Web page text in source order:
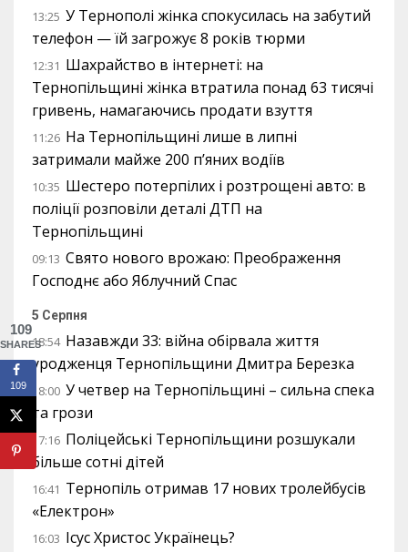
13:25 У Тернополі жінка спокусилась на забутий
телефон — їй загрожує 8 років тюрми
12:31 Шахрайство в інтернеті: на
Тернопільщині жінка втратила понад 63 тисячі
гривень, намагаючись продати взуття
11:26 На Тернопільщині лише в липні
затримали майже 200 п’яних водіїв
10:35 Шестеро потерпілих і розтрощені авто: в
поліції розповіли деталі ДТП на
Тернопільщині
09:13 Свято нового врожаю: Преображення
Господнє або Яблучний Спас
5 Серпня
18:54 Назавжди 33: війна обірвала життя
уродженця Тернопільщини Дмитра Березка
18:00 У четвер на Тернопільщині – сильна спека
та грози
17:16 Поліцейські Тернопільщини розшукали
більше сотні дітей
16:41 Тернопіль отримав 17 нових тролейбусів
«Електрон»
16:03 Ісус Христос Українець?
109
SHARES
109